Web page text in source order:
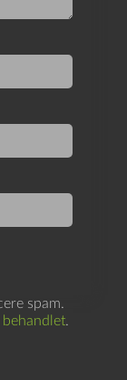
spam.
.